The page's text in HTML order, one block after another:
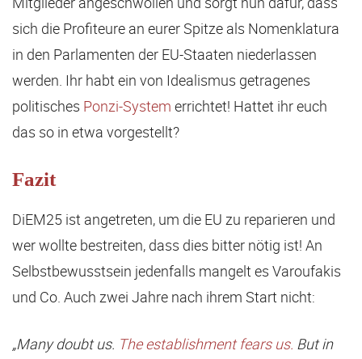
sich die Profiteure an eurer Spitze als Nomenklatura
in den Parlamenten der EU-Staaten niederlassen
werden. Ihr habt ein von Idealismus getragenes
politisches Ponzi-System errichtet! Hattet ihr euch
das so in etwa vorgestellt?
Fazit
DiEM25 ist angetreten, um die EU zu reparieren und
wer wollte bestreiten, dass dies bitter nötig ist! An
Selbstbewusstsein jedenfalls mangelt es Varoufakis
und Co. Auch zwei Jahre nach ihrem Start nicht:
„Many doubt us. The establishment fears us. But in